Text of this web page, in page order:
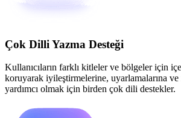
Çok Dilli Yazma Desteği
Kullanıcıların farklı kitleler ve bölgeler için
koruyarak iyileştirmelerine, uyarlamalarına
yardımcı olmak için birden çok dili destekler.